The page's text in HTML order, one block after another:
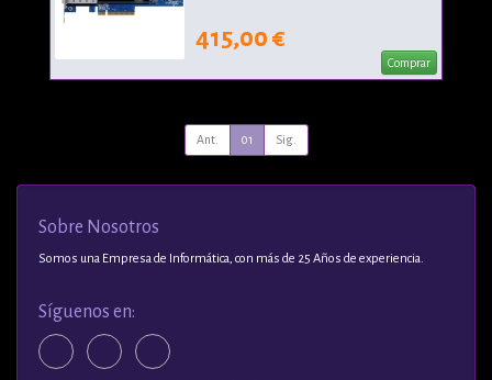
415,00 €
Comprar
Ant. 01 Sig.
Sobre Nosotros
Somos una Empresa de Informática, con más de 25 Años de experiencia.
Síguenos en: